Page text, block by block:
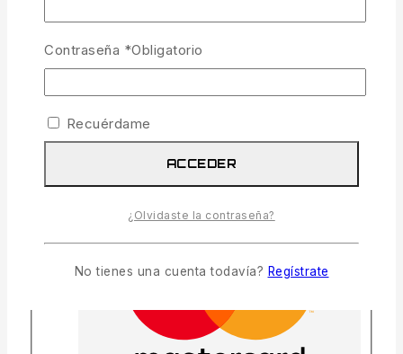
Contraseña *Obligatorio
Recuérdame
ACCEDER
¿Olvidaste la contraseña?
No tienes una cuenta todavía? Regístrate